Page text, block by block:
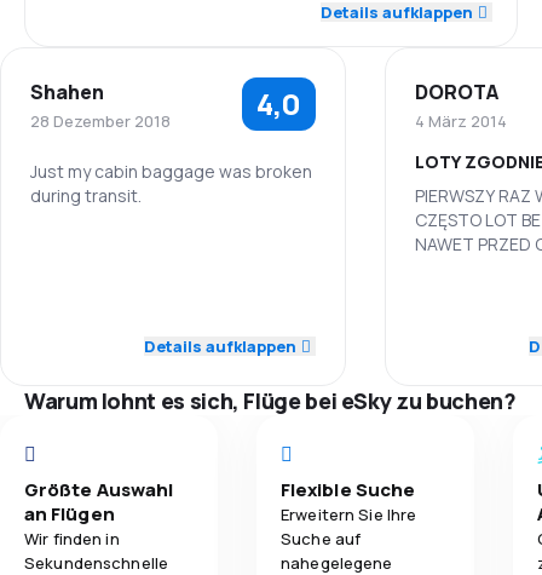
Flugnetz 4,0
Ticketpreise 4,3
4,3
Verpflegung
Details aufklappen
Shahen
28 Dezember 2018 4,0
Just my cabin baggage was broken
during transit.
Reisekomfort 4,0
Gepäckbeförderung 3,0
Details aufklappen
DOROTA
4 März 2014
LOTY
PIERWSZY RAZ
CZĘSTO LOT
NAWET PRZED
Pünktlichkeit
Flugnetz
Reisekomfort
Warum lohnt es sich, Flüge bei eSky zu buchen?
Größte Auswahl
an Flügen
Wir finden in
Sekundenschnelle
Flexible Suche
Erweitern Sie Ihre
Suche auf
nahegelegene